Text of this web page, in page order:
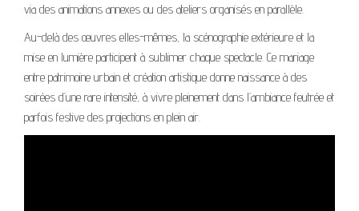
via des animations annexes ou des ateliers organisés en parallèle.
Au-delà des œuvres elles-mêmes, la scénographie extérieure et la
mise en lumière participent à sublimer chaque spectacle. Ce mariage
entre patrimoine urbain et création artistique donne naissance à des
soirées d’une rare intensité, à vivre pleinement dans l’ambiance feutrée et
parfois festive des projections en plein air.